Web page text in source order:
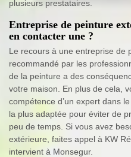
plusieurs prestataires.
Entreprise de peinture
en contacter une ?
Le recours à une entreprise de
recommandé par les
de la peinture a des
votre maison. En plus de cela,
compétence d’un expert dans
la plus adaptée pour éviter de
peu de temps. Si vous avez
extérieure, faites appel à KW
intervient à Monsegur.